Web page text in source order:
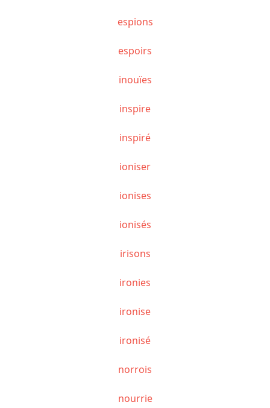
espions
espoirs
inouïes
inspire
inspiré
ioniser
ionises
ionisés
irisons
ironies
ironise
ironisé
norrois
nourrie